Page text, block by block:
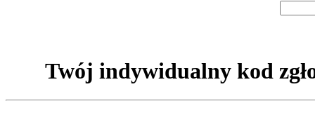
Twój indywidualny kod